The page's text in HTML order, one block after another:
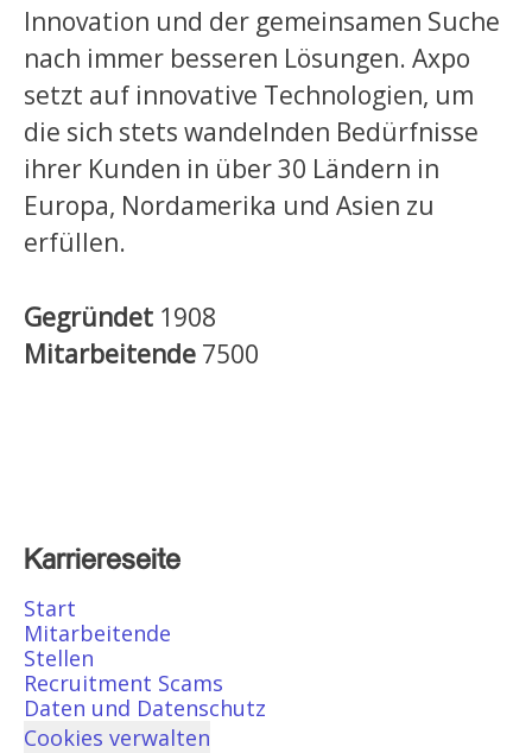
Innovation und der gemeinsamen Suche
nach immer besseren Lösungen. Axpo
setzt auf innovative Technologien, um
die sich stets wandelnden Bedürfnisse
ihrer Kunden in über 30 Ländern in
Europa, Nordamerika und Asien zu
erfüllen.
Gegründet 1908
Mitarbeitende 7500
Karriereseite
Start
Mitarbeitende
Stellen
Recruitment Scams
Daten und Datenschutz
Cookies verwalten